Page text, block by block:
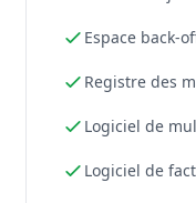
Espace back-
Registre des
Logiciel de
Logiciel de